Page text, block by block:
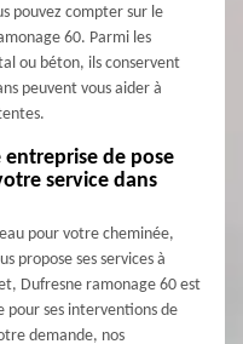
pouvez compter sur le
60. Parmi les
ou béton, ils conservent
peuvent vous aider à
de pose
service dans
pour votre cheminée,
propose ses services à
Dufresne ramonage 60 est
pour ses interventions de
demande, nos